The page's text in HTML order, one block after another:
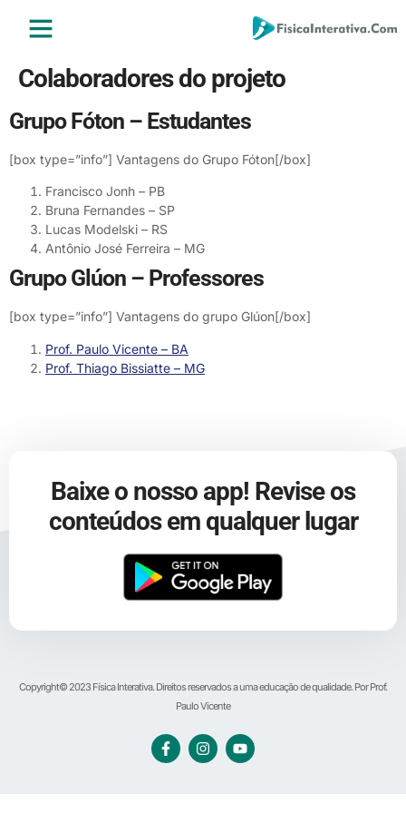
Colaboradores do projeto
Grupo Fóton – Estudantes
[box type=”info”] Vantagens do Grupo Fóton[/box]
Francisco Jonh – PB
Bruna Fernandes – SP
Lucas Modelski – RS
Antônio José Ferreira – MG
Grupo Glúon – Professores
[box type=”info”] Vantagens do grupo Glúon[/box]
Prof. Paulo Vicente – BA
Prof. Thiago Bissiatte – MG
Baixe o nosso app! Revise os
conteúdos em qualquer lugar
Copyright© 2023 Física Interativa. Direitos reservados a uma educação de qualidade. Por Prof.
Paulo Vicente